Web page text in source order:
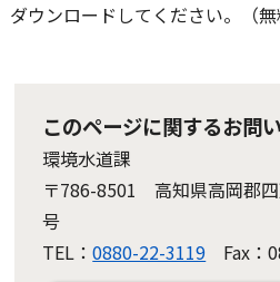
ダウンロードしてください。（無
このページに関するお問
環境水道課
〒786-8501 高知県高岡郡
号
TEL：0880-22-3119 Fax：